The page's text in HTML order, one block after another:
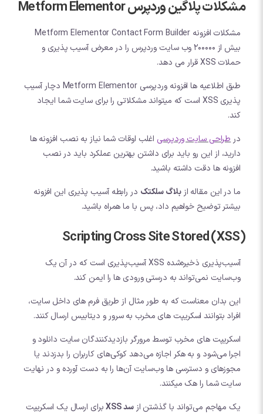
مشکلات پلاگین وردپرس Metform Elementor
مشکلات افزونه Metform Elementor Contact Form Builder
بیش از 200000 وب سایت وردپرس را در معرض آسیب پذیری و
حملات XSS قرار می دهد.
طبق اطلاعیه ها افزونه وردپرسی Metform Elementor دچار آسیب
پذیری XSS است که میتواند مشکلاتی را برای سایت شما ایجاد
کند.
درطراحی سایت وردپرسی اغلب اوقات شما نیاز به نصب افزونه ها
دارید، از این رو باید برای داشتن بهترین عملکرد باید در نصب
افزونه ها دقت داشته باشید.
ما در این مقاله ازبلاگ سلکتک در رابطه آسیب پذیری این افزونه
بیشتر توضیح خواهیم داد، پس با ما همراه باشید.
Scripting Cross Site Stored (XSS)
آسیب‌پذیری ذخیره‌شده XSS آسیب‌پذیری است که در آن یک
وب‌سایت نمی‌تواند به درستی ورودی ها را ایمن کند.
این بدان معناست که به طور مثال از طریق فرم های داخل سایت،
افراد بتوانند اسکریپت های مخرب به سرور و دیتابیس ارسال کنند.
اسکریپت های مخرب توسط مرورگر بازدیدکنندگان سایت دانلود و
اجرا می‌شود و به هکر اجازه می‌دهد کوکی‌های کاربران را بدزدند یا
مجوزهای و دسترسی ها وب‌سایت آن‌ها را به دست آورده و در نهایت
سایت شما را هک میکنند.
یک مهاجم می‌تواند با گذشتن ازسد XSS
برای ارسال یک اسکریپت